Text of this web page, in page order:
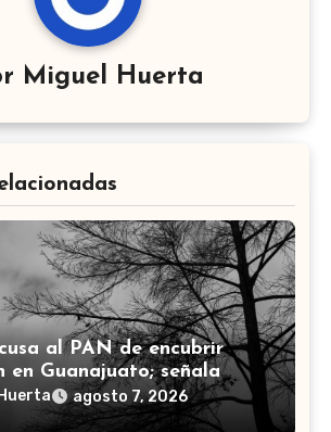
Miguel Huerta
al PAN de encubrir
en Guanajuato; señala
107 mdp en Apaseo el
agosto 7, 2026